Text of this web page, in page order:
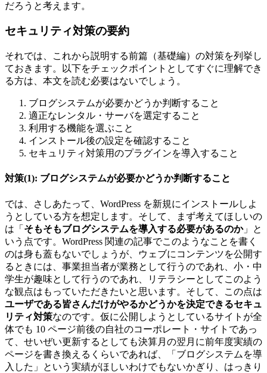
だろうと考えます。
セキュリティ対策の要約
それでは、これから説明する前篇（基礎編）の対策を列挙し
ておきます。以下をチェックポイントとしてすぐに理解でき
る方は、本文を読む必要はないでしょう。
ブログシステムが必要かどうか判断すること
適正なレンタル・サーバを選定すること
利用する機能を選ぶこと
インストール後の設定を確認すること
セキュリティ対策用のプラグインを導入すること
対策(1): ブログシステムが必要かどうか判断すること
では、さしあたって、WordPress を新規にインストールしよ
うとしている方を想定します。そして、まず考えてほしいの
は「 そもそもブログシステムを導入する必要があるのか」と
いう点です。WordPress 関連の記事でこのようなことを書く
のは身も蓋もないでしょうが、ウェブにコンテンツを公開す
るときには、事業担当者が業務として行うのであれ、小・中
学生が趣味として行うのであれ、リテラシーとしてこのよう
な観点はもっていただきたいと思います。そして、この点は
ユーザである皆さんだけがやるかどうかを決定できるセキュ
リティ対策なのです。仮に公開しようとしているサイトが全
体でも 10 ページ前後の自社のコーポレート・サイトであっ
て、せいぜい更新するとしても決算月の翌月に前年度実績の
ページを書き換えるくらいであれば、「ブログシステムを導
入した」という実績がほしいわけでもないかぎり、はっきり